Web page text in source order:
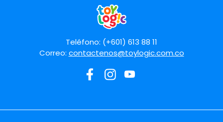
Teléfono: (+601) 613 88 11
Correo: contactenos@toylogic.com.co